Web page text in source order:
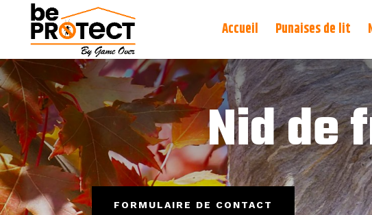
Accueil Punaises de lit
Nid de
FORMULAIRE DE CONTACT